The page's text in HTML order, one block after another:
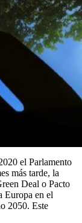
el Parlamento
más tarde, la
Deal o Pacto
Europa en el
2050. Este